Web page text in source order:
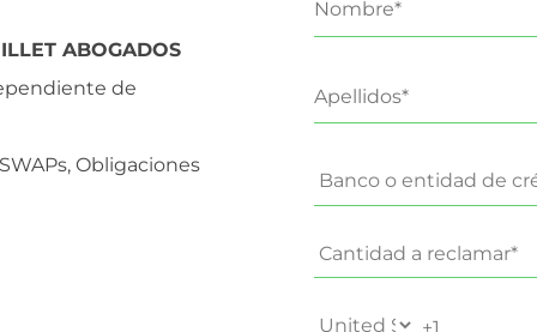
ABOGADOS
de
Obligaciones